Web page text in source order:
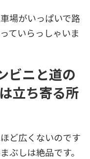
場がいっぱいで路
ていらっしゃいま
ビニと道の
立ち寄る所
ど広くないのです
ぶしは絶品です。